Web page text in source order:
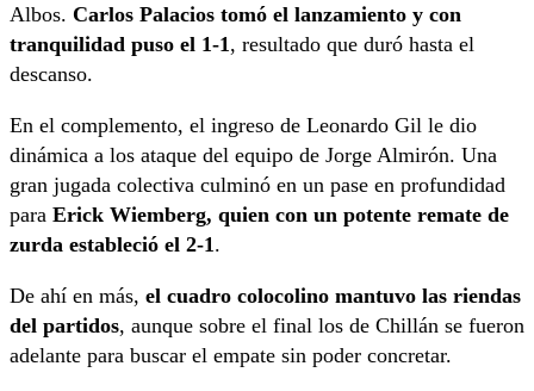
Albos. Carlos Palacios tomó el lanzamiento y con
tranquilidad puso el 1-1 , resultado que duró hasta el
descanso.
En el complemento, el ingreso de Leonardo Gil le dio
dinámica a los ataque del equipo de Jorge Almirón. Una
gran jugada colectiva culminó en un pase en profundidad
para Erick Wiemberg, quien con un potente remate de
zurda estableció el 2-1 .
De ahí en más, el cuadro colocolino mantuvo las riendas
del partidos, aunque sobre el final los de Chillán se fueron
adelante para buscar el empate sin poder concretar.